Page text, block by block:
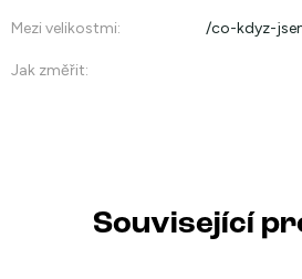
Mezi velikostmi: /co-kdyz-
Jak změřit:
Související